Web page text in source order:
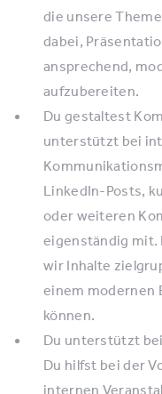
die unsere
dabei,
ansprechend,
aufzubereiten.
Du gestaltest
unterstützt bei
LinkedIn-Posts,
oder weiteren
eigenständig mit.
wir Inhalte
einem modernen
können.
Du unterstützt
Du hilfst bei der
internen